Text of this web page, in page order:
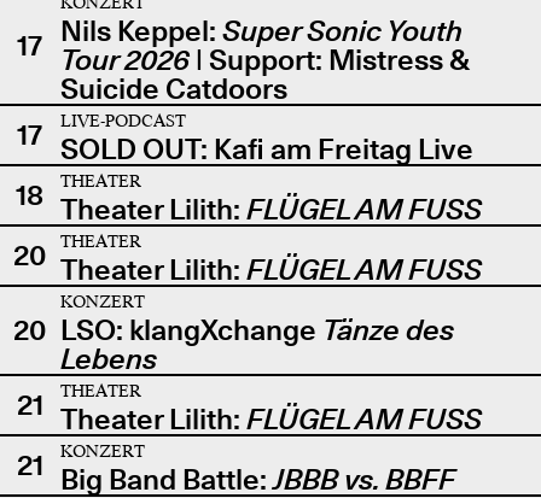
17 Nils Keppel: Super Sonic Youth
Tour 2026| Support: Mistress &
Suicide Catdoors
17
LIVE-PODCAST
SOLD OUT: Kafi am Freitag Live
18
THEATER
Theater Lilith: FLÜGEL AM FUSS
20
THEATER
Theater Lilith: FLÜGEL AM FUSS
20
KONZERT
LSO: klangXchange Tänze des
Lebens
21
THEATER
Theater Lilith: FLÜGEL AM FUSS
21
KONZERT
Big Band Battle:JBBB vs. BBFF